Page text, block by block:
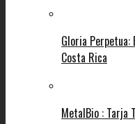
Gloria Perpetua:
Costa Rica
MetalBio : Tarja